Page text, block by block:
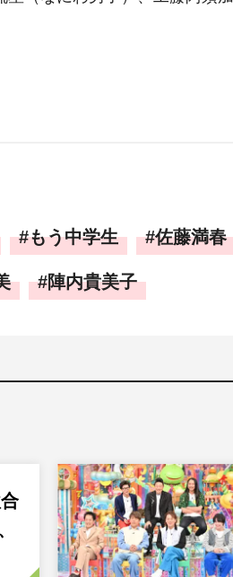
もう中学生 佐藤満春
陣内貴美子